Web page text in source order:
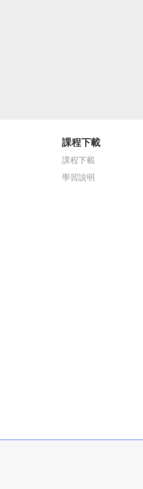
課程下載
課程下載
學習說明